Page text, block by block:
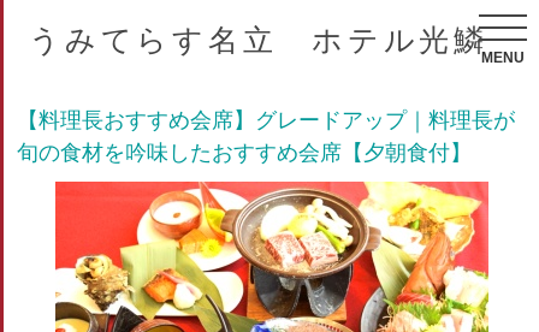
うみてらす名立 ホテル光鱗
MENU
【料理長おすすめ会席】グレードアップ｜料理長が
旬の食材を吟味したおすすめ会席【夕朝食付】